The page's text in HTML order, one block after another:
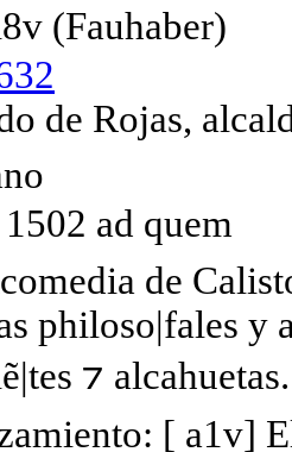
(Fauhaber)
de Rojas,
ad quem
de
philoso|fales y
⁊
[ a1v]